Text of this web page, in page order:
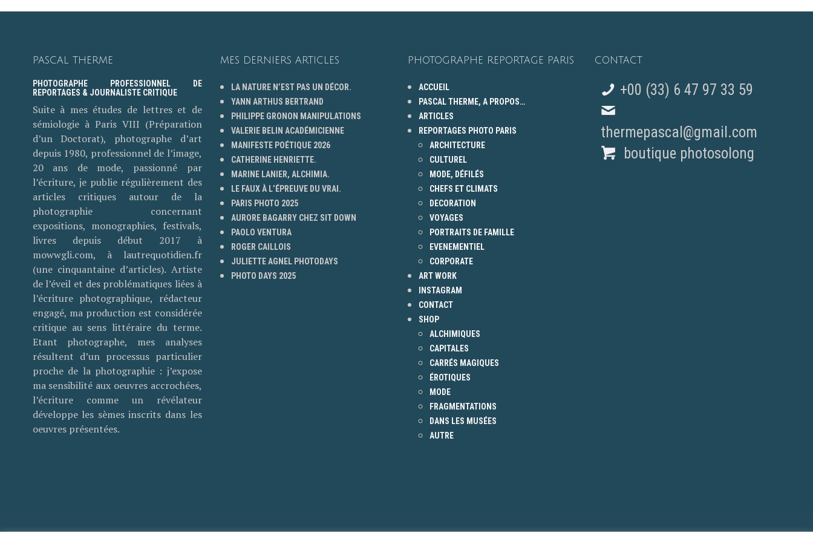
PASCAL THERME
PHOTOGRAPHE PROFESSIONNEL DE
REPORTAGES & JOURNALISTE CRITIQUE
Suite à mes études de lettres et de
sémiologie à Paris VIII (Préparation
d’un Doctorat), photographe d’art
depuis 1980, professionnel de l’image,
20 ans de mode, passionné par
l’écriture, je publie régulièrement des
articles critiques autour de la
photographie concernant
expositions, monographies, festivals,
livres depuis début 2017 à
mowwgli.com, à lautrequotidien.fr
(une cinquantaine d’articles). Artiste
de l’éveil et des problématiques liées à
l’écriture photographique, rédacteur
engagé, ma production est considérée
critique au sens littéraire du terme.
Etant photographe, mes analyses
résultent d’un processus particulier
proche de la photographie : j’expose
ma sensibilité aux oeuvres accrochées,
l’écriture comme un révélateur
développe les sèmes inscrits dans les
oeuvres présentées.
MES DERNIERS ARTICLES
LA NATURE N’EST PAS UN DÉCOR.
YANN ARTHUS BERTRAND
PHILIPPE GRONON MANIPULATIONS
VALERIE BELIN ACADÉMICIENNE
MANIFESTE POÉTIQUE 2026
CATHERINE HENRIETTE.
MARINE LANIER, ALCHIMIA.
LE FAUX À L’ÉPREUVE DU VRAI.
PARIS PHOTO 2025
AURORE BAGARRY CHEZ SIT DOWN
PAOLO VENTURA
ROGER CAILLOIS
JULIETTE AGNEL PHOTODAYS
PHOTO DAYS 2025
PHOTOGRAPHE REPORTAGE PARIS
ACCUEIL
PASCAL THERME, A PROPOS…
ARTICLES
REPORTAGES PHOTO PARIS
ARCHITECTURE
CULTUREL
MODE, DÉFILÉS
CHEFS ET CLIMATS
DECORATION
VOYAGES
PORTRAITS DE FAMILLE
EVENEMENTIEL
CORPORATE
ART WORK
INSTAGRAM
CONTACT
SHOP
ALCHIMIQUES
CAPITALES
CARRÉS MAGIQUES
ÉROTIQUES
MODE
FRAGMENTATIONS
DANS LES MUSÉES
AUTRE
CONTACT
+00 (33) 6 47 97 33 59
thermepascal@gmail.com
boutique photosolong